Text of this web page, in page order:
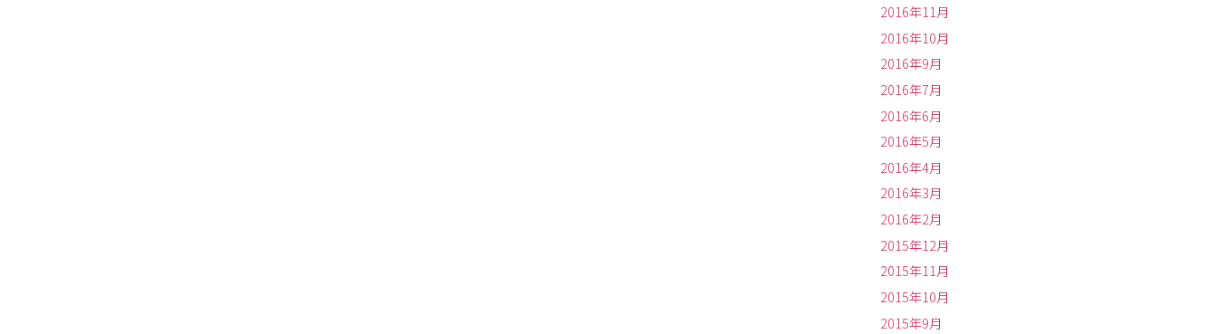
2016年11月
2016年10月
2016年9月
2016年7月
2016年6月
2016年5月
2016年4月
2016年3月
2016年2月
2015年12月
2015年11月
2015年10月
2015年9月